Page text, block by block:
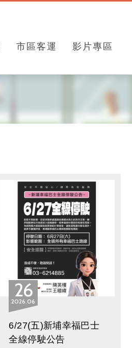
市區客運 影片專區
26
06
2026
6/27(五)新埔幸福巴士
全線停駛公告